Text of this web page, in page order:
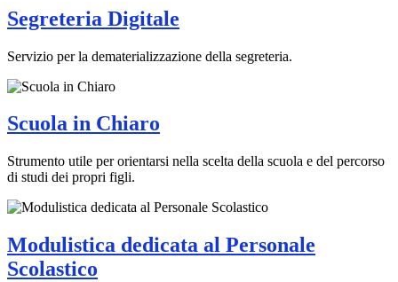
Segreteria Digitale
Servizio per la dematerializzazione della segreteria.
Scuola in Chiaro
Strumento utile per orientarsi nella scelta della scuola e del percorso
di studi dei propri figli.
Modulistica dedicata al Personale
Scolastico